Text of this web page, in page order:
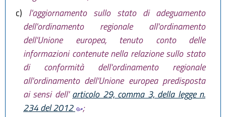
c) l'aggiornamento sullo stato di adeguamento
dell'ordinamento regionale all'ordinamento
dell'Unione europea, tenuto conto delle
informazioni contenute nella relazione sullo stato
di conformità dell'ordinamento regionale
all'ordinamento dell'Unione europea predisposta
ai sensi dell'articolo 29, comma 3, della legge n.
234 del 2012
;